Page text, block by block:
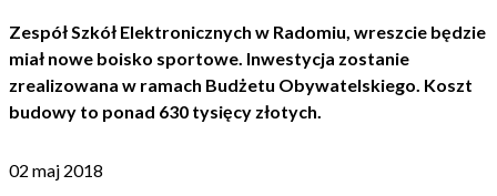
Zespół Szkół Elektronicznych w Radomiu, wreszcie będzie
miał nowe boisko sportowe. Inwestycja zostanie
zrealizowana w ramach Budżetu Obywatelskiego. Koszt
budowy to ponad 630 tysięcy złotych.
02 maj 2018